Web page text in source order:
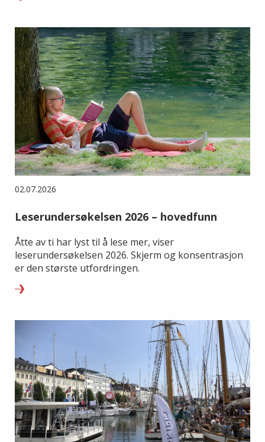
02.07.2026
Leserundersøkelsen 2026 – hovedfunn
Åtte av ti har lyst til å lese mer, viser
leserundersøkelsen 2026. Skjerm og konsentrasjon
er den største utfordringen.